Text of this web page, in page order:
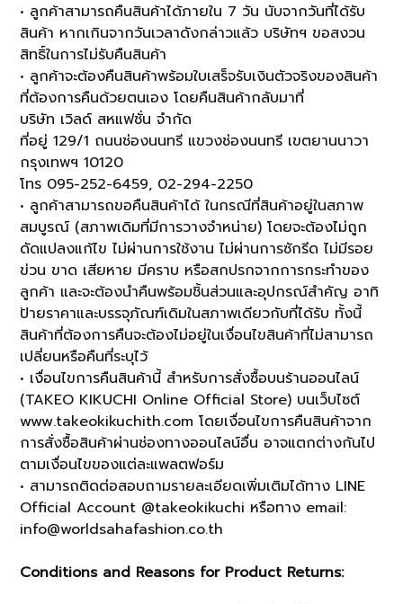
• ลูกค้าสามารถคืนสินค้าได้ภายใน 7 วัน นับจากวันที่ได้รับ
สินค้า หากเกินจากวันเวลาดังกล่าวแล้ว บริษัทฯ ขอสงวน
สิทธิ์ในการไม่รับคืนสินค้า
• ลูกค้าจะต้องคืนสินค้าพร้อมใบเสร็จรับเงินตัวจริงของสินค้า
ที่ต้องการคืนด้วยตนเอง โดยคืนสินค้ากลับมาที่
บริษัท เวิลด์ สหแฟชั่น จำกัด
ที่อยู่ 129/1 ถนนช่องนนทรี แขวงช่องนนทรี เขตยานนาวา
กรุงเทพฯ 10120
โทร 095-252-6459, 02-294-2250
• ลูกค้าสามารถขอคืนสินค้าได้ ในกรณีที่สินค้าอยู่ในสภาพ
สมบูรณ์ (สภาพเดิมที่มีการวางจำหน่าย) โดยจะต้องไม่ถูก
ดัดแปลงแก้ไข ไม่ผ่านการใช้งาน ไม่ผ่านการซักรีด ไม่มีรอย
ข่วน ขาด เสียหาย มีคราบ หรือสกปรกจากการกระทำของ
ลูกค้า และจะต้องนำคืนพร้อมชิ้นส่วนและอุปกรณ์สำคัญ อาทิ
ป้ายราคาและบรรจุภัณฑ์เดิมในสภาพเดียวกับที่ได้รับ ทั้งนี้
สินค้าที่ต้องการคืนจะต้องไม่อยู่ในเงื่อนไขสินค้าที่ไม่สามารถ
เปลี่ยนหรือคืนที่ระบุไว้
• เงื่อนไขการคืนสินค้านี้ สำหรับการสั่งซื้อบนร้านออนไลน์
(TAKEO KIKUCHI Online Official Store) บนเว็บไซต์
www.takeokikuchith.com โดยเงื่อนไขการคืนสินค้าจาก
การสั่งซื้อสินค้าผ่านช่องทางออนไลน์อื่น อาจแตกต่างกันไป
ตามเงื่อนไขของแต่ละแพลตฟอร์ม
• สามารถติดต่อสอบถามรายละเอียดเพิ่มเติมได้ทาง LINE
Official Account @takeokikuchi หรือทาง email:
info@worldsahafashion.co.th
Conditions and Reasons for Product Returns: